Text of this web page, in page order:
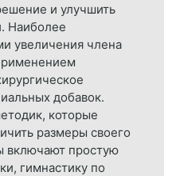
и улучшить
Наиболее
увеличения члена
добавок.
которые
размеры своего
включают простую
гимнастику по